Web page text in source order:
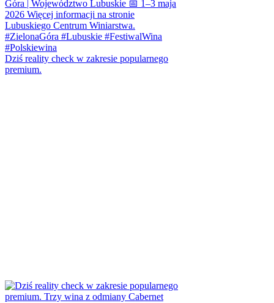
Dziś reality check w zakresie popularnego
premium.